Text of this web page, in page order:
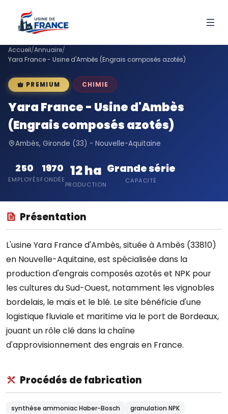
Accueil/Annuaire/
Yara France - Usine d'Ambès (Engrais composés azotés)
PREMIUM CHIMIE
Yara France - Usine d'Ambès
(Engrais composés azotés)
Ambès, Gironde (33) - Nouvelle-Aquitaine
250
EMPLOYÉS
1970
FONDÉE
12 ha
PRODUCTION
Grande série
CAPACITÉ
Présentation
L'usine Yara France d'Ambès, située à Ambès (33810)
en Nouvelle-Aquitaine, est spécialisée dans la
production d'engrais composés azotés et NPK pour
les cultures du Sud-Ouest, notamment les vignobles
bordelais, le maïs et le blé. Le site bénéficie d'une
logistique fluviale et maritime via le port de Bordeaux,
jouant un rôle clé dans la chaîne
d'approvisionnement des engrais en France.
Procédés de fabrication
synthèse ammoniac Haber-Bosch
granulation NPK